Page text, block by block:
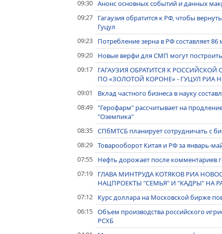
09:30 Анонс основных событий и данных
09:27
Гагаузия обратится к РФ, чтобы
Гуцул
09:23
Потребление зерна в РФ составляет
09:20
Новые верфи для СМП могут
09:17
ГАГАУЗИЯ ОБРАТИТСЯ К
ПО «ЗОЛОТОЙ КОРОНЕ» - ГУЦУЛ РИА
09:01
Вклад частного бизнеса в науку
08:49 "Герофарм" рассчитывает на
"Оземпика"
08:35 СПбМТСБ планирует сотрудничать с
08:29 Товарооборот Китая и РФ за январь-
07:55
Нефть дорожает после комментариев
07:19
ГЛАВА МИНТРУДА КОТЯКОВ РИА
НАЦПРОЕКТЫ "СЕМЬЯ" И "КАДРЫ" НА
07:12
Курс доллара на Московской бирже
06:15 Объем производства российского
РСХБ